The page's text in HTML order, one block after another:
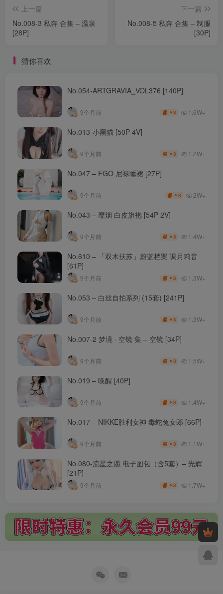
上一篇
No.008-3 私奔 合集 – 温泉
[28P]
下一篇
No.008-5 私奔 合集 – 制服
[30P]
猜你喜欢
No.054-ARTGRAVIA_VOL376 [140P]
9个月前 ￥3 1.6W+
No.013-小黑猫 [50P 4V]
9个月前 ￥3 1.2W+
No.047 – FGO 尼禄睡裙 [27P]
9个月前 ￥3 2W+
No.043 – 靡烟 白皮旗袍 [54P 2V]
9个月前 ￥3 1.4W+
No.610 – 「双木扶苏」蔚蓝档案 调月莉音
[61P]
9个月前 ￥3 1.3W+
No.053 – 白丝自拍系列 (15套) [241P]
9个月前 ￥3 1.3W+
No.007-2 梦境 · 空镜 集 – 空镜 [34P]
9个月前 ￥3 1.5W+
No.019 – 唤醒 [40P]
9个月前 ￥3 1.4W+
No.017 – NIKKE胜利女神 毒蛇兔女郎 [66P]
9个月前 ￥3 1.1W+
No.080-流星之愿 电子图包（含5套）– 光辉
[21P]
9个月前 ￥3 1.7W+